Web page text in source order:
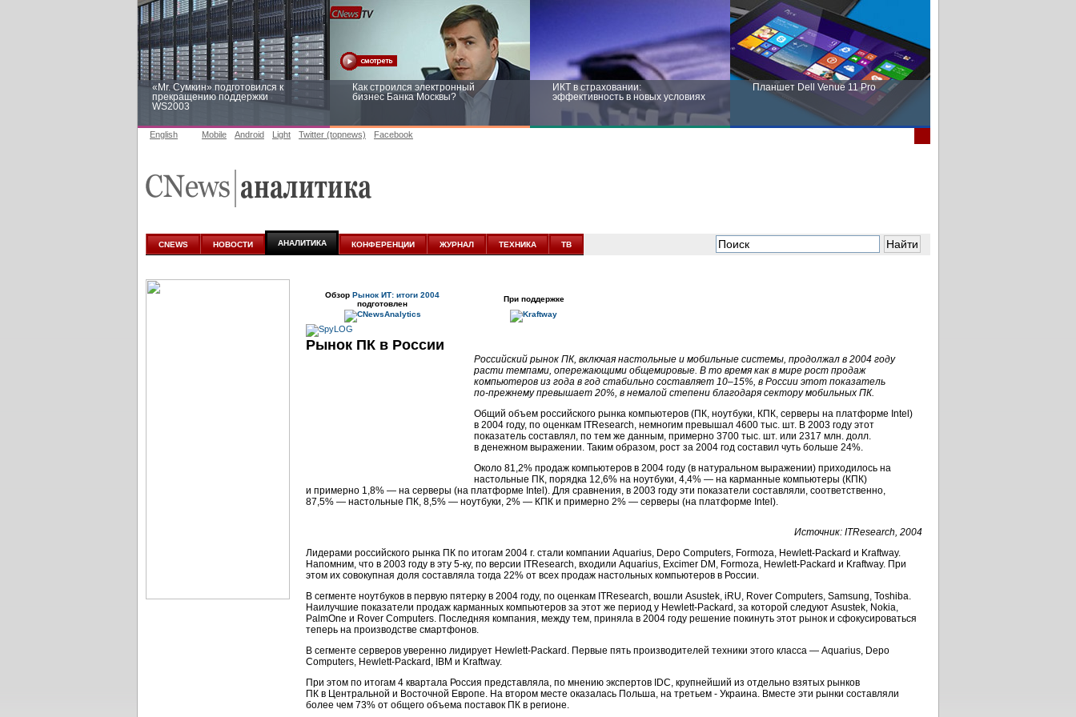
«Mr. Сумкин» подготовился к
прекращению поддержки
WS2003
Как строился электронный
бизнес Банка Москвы?
ИКТ в страховании:
эффективность в новых условиях
Планшет Dell Venue 11 Pro
аналитике
новых условиях
English Mobile Android Light Twitter (topnews) Facebook
CNEWS НОВОСТИ АНАЛИТИКА КОНФЕРЕНЦИИ ЖУРНАЛ ТЕХНИКА ТВ
Обзор Рынок ИТ: итоги 2004
подготовлен
При поддержке
Рынок ПК в России
Российский рынок ПК, включая настольные и мобильные системы, продолжал в 2004 году
расти темпами, опережающими общемировые. В то время как в мире рост продаж
компьютеров из года в год стабильно составляет 10–15%, в России этот показатель
по-прежнемупревышает 20%, в немалой степени благодаря сектору мобильных ПК.
Общий объем российского рынка компьютеров (ПК, ноутбуки, КПК, серверы на платформе Intel)
в 2004 году, по оценкам ITResearch, немногим превышал 4600 тыс. шт. В 2003 году этот
показатель составлял, по тем же данным, примерно 3700 тыс. шт. или 2317 млн. долл.
в денежном выражении. Таким образом, рост за 2004 год составил чуть больше 24%.
Около 81,2% продаж компьютеров в 2004 году (в натуральном выражении) приходилось на
настольные ПК, порядка 12,6% на ноутбуки, 4,4% — на карманные компьютеры (КПК)
и примерно 1,8% — на серверы (на платформе Intel). Для сравнения, в 2003 году эти показатели составляли, соответственно,
87,5% — настольные ПК, 8,5% — ноутбуки, 2% — КПК и примерно 2% — серверы (на платформе Intel).
Источник: ITResearch, 2004
Лидерами российского рынка ПК по итогам 2004 г. стали компании Aquarius, Depo Computers, Formoza, Hewlett-Packard и Kraftway.
Напомним, что в 2003 году в эту 5-ку, по версии ITResearch, входили Aquarius, Excimer DM, Formoza, Hewlett-Packard и Kraftway. При
этом их совокупная доля составляла тогда 22% от всех продаж настольных компьютеров в России.
В сегменте ноутбуков в первую пятерку в 2004 году, по оценкам ITResearch, вошли Asustek, iRU, Rover Computers, Samsung, Toshiba.
Наилучшие показатели продаж карманных компьютеров за этот же период у Hewlett-Packard, за которой следуют Asustek, Nokia,
PalmOne и Rover Computers. Последняя компания, между тем, приняла в 2004 году решение покинуть этот рынок и сфокусироваться
теперь на производстве смартфонов.
В сегменте серверов уверенно лидирует Hewlett-Packard. Первые пять производителей техники этого класса — Aquarius, Depo
Computers, Hewlett-Packard, IBM и Kraftway.
При этом по итогам 4 квартала Россия представляла, по мнению экспертов IDC, крупнейший из отдельно взятых рынков
ПК в Центральной и Восточной Европе. На втором месте оказалась Польша, на третьем - Украина. Вместе эти рынки составляли
более чем 73% от общего объема поставок ПК в регионе.